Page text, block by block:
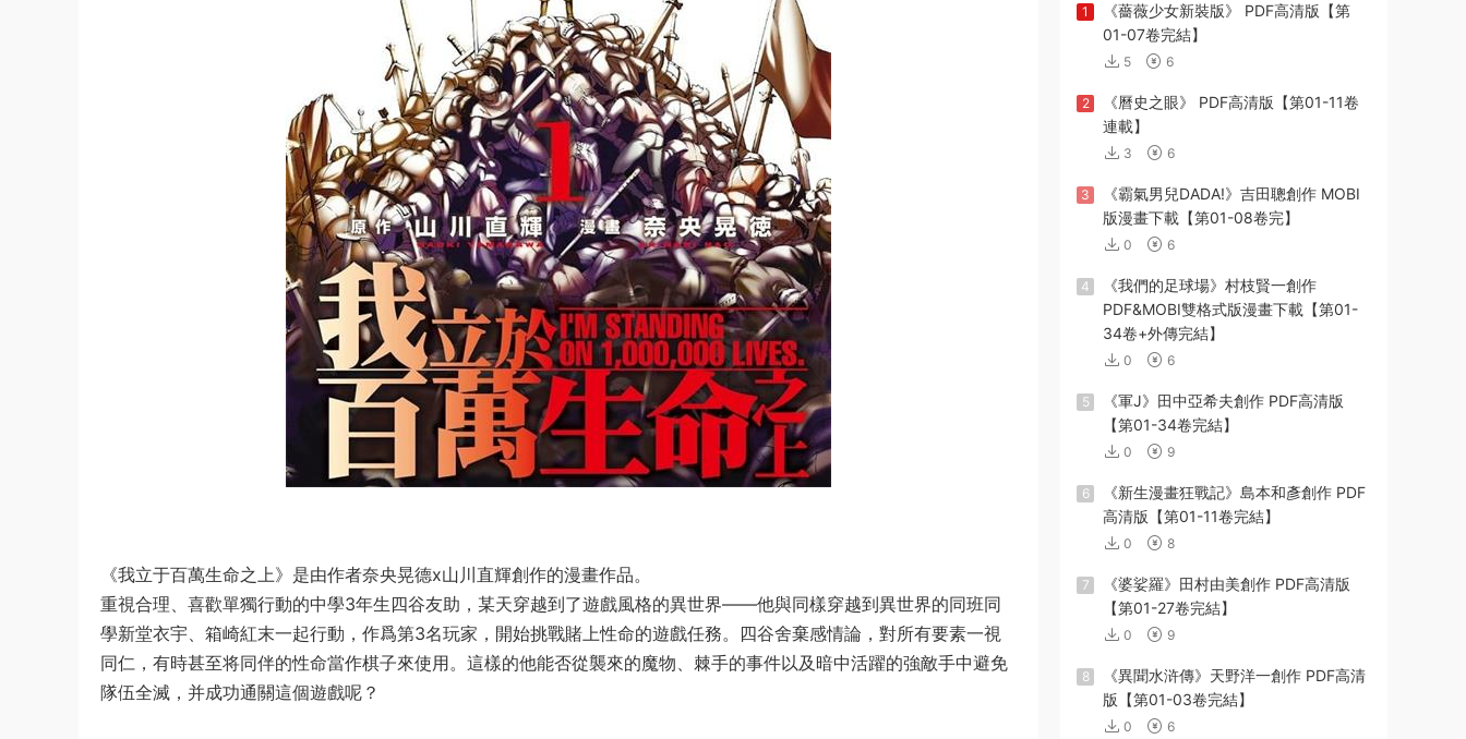
《我立于百萬生命之上》是由作者奈央晃德x山川直輝創作的漫畫作品。
重視合理、喜歡單獨行動的中學3年生四谷友助，某天穿越到了遊戲風格的異世界——他與同樣穿越到異世界的同班同
學新堂衣宇、箱崎紅末一起行動，作爲第3名玩家，開始挑戰賭上性命的遊戲任務。四谷舍棄感情論，對所有要素一視
同仁，有時甚至将同伴的性命當作棋子來使用。這樣的他能否從襲來的魔物、棘手的事件以及暗中活躍的強敵手中避免
隊伍全滅，并成功通關這個遊戲呢？
1
《薔薇少女新裝版》 PDF高清版【第
01-07卷完結】
5 6
2
《曆史之眼》 PDF高清版【第01-11卷
連載】
3 6
3
《霸氣男兒DADA!》吉田聰創作 MOBI
版漫畫下載【第01-08卷完】
0 6
4
《我們的足球場》村枝賢一創作
PDF&MOBI雙格式版漫畫下載【第01-
34卷+外傳完結】
0 6
5
《軍J》田中亞希夫創作 PDF高清版
【第01-34卷完結】
0 9
6
《新生漫畫狂戰記》島本和彥創作 PDF
高清版【第01-11卷完結】
0 8
7
《婆娑羅》田村由美創作 PDF高清版
【第01-27卷完結】
0 9
8
《異聞水浒傳》天野洋一創作 PDF高清
版【第01-03卷完結】
0 6